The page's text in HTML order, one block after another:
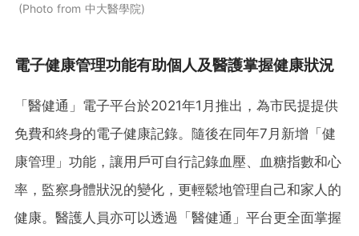
Photo from 中大醫學院
電子健康管理功能有助個人及醫護掌握健康狀況
「醫健通」電子平台於2021年1月推出，為市民提提供
免費和終身的電子健康記錄。隨後在同年7月新增「健
康管理」功能，讓用戶可自行記錄血壓、血糖指數和心
率，監察身體狀況的變化，更輕鬆地管理自己和家人的
健康。醫護人員亦可以透過「醫健通」平台更全面掌握